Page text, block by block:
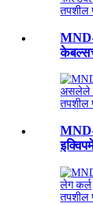
तपशील
तपशील
तपशील